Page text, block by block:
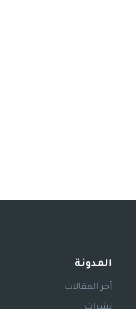
المدونة
آخر المقالات